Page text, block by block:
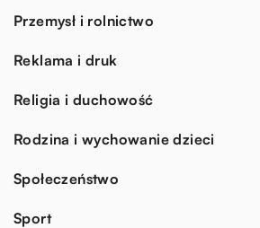
Przemysł i rolnictwo
Reklama i druk
Religia i duchowość
Rodzina i wychowanie dzieci
Społeczeństwo
Sport